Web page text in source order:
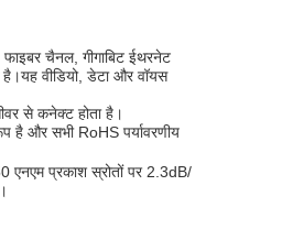
चैनल, गीगाबिट ईथरनेट
वीडियो, डेटा और वॉयस
से कनेक्ट होता है।
और सभी RoHS पर्यावरणीय
एनएम प्रकाश स्रोतों पर 2.3dB/